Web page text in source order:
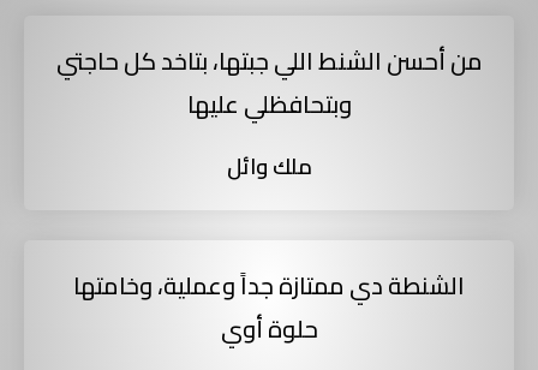
من أحسن الشنط اللي جبتها، بتاخد كل حاجتي
وبتحافظلي عليها
ملك وائل
الشنطة دي ممتازة جداً وعملية، وخامتها
حلوة أوي